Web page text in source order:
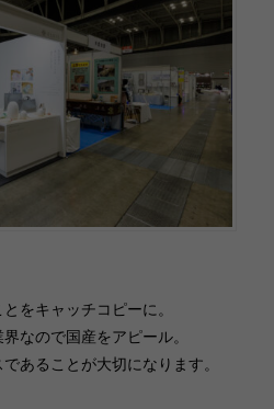
をキャッチコピーに。
なので国産をアピール。
あることが大切になります。